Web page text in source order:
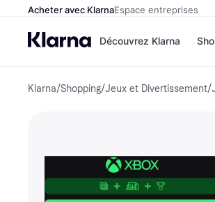
Acheter avec KlarnaEspace entreprises
Découvrez Klarna
Klarna/Shopping/Jeux et Divertissement/